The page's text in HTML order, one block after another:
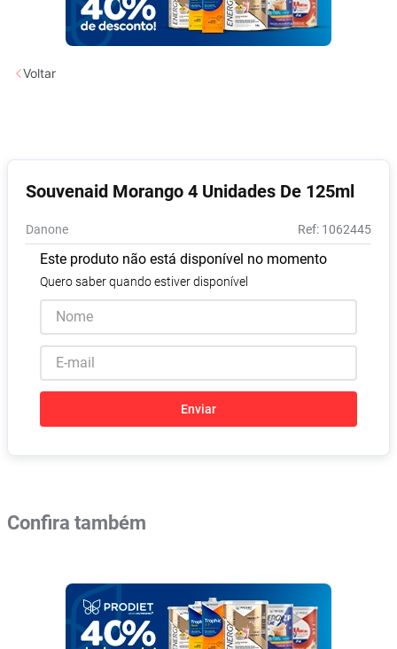
Souvenaid Morango 4 Unidades De 125ml
Danone : 1062445
Este produto não está disponível no momento
Quero saber quando estiver disponível
Enviar
Voltar
Confira também
Fralda Xg
Fralda G
6
9º Pampers Confort Sec
10º Lavitan